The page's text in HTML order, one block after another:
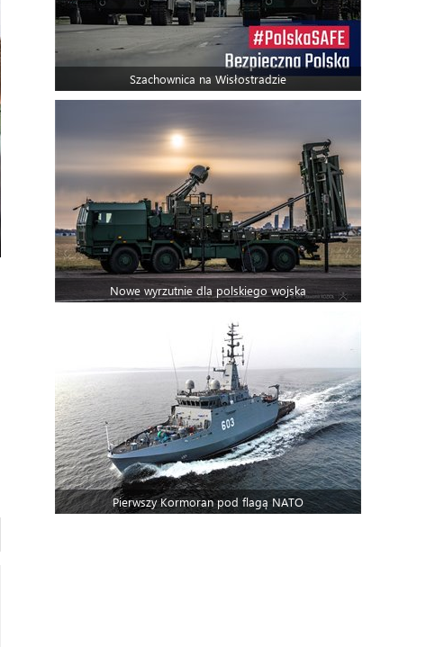
Szachownica na Wisłostradzie
Nowe wyrzutnie dla polskiego wojska
Pierwszy Kormoran pod flagą NATO